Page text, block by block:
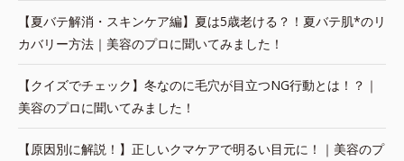
【夏バテ解消・スキンケア編】夏は5歳老ける？！夏バテ肌*のリ
カバリー方法｜美容のプロに聞いてみました！
【クイズでチェック】冬なのに毛穴が目立つNG行動とは！？｜
美容のプロに聞いてみました！
【原因別に解説！】正しいクマケアで明るい目元に！｜美容のプ